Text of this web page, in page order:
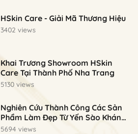
HSkin Care - Giải Mã Thương Hiệu
3402 views
Khai Trương Showroom HSkin
Care Tại Thành Phố Nha Trang
5130 views
Nghiên Cứu Thành Công Các Sản
Phẩm Làm Đẹp Từ Yến Sào Khánh
Hoà
5694 views